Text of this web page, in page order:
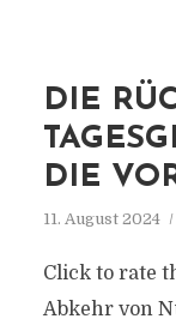
DIE
DIE
11. August 2024
Click to rate
Abkehr von